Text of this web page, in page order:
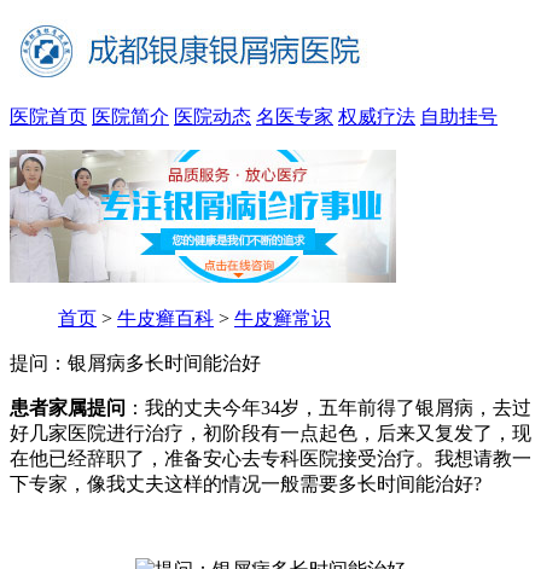
医院首页 医院简介 医院动态 名医专家 权威疗法 自助挂号
首页 > 牛皮癣百科 > 牛皮癣常识
提问：银屑病多长时间能治好
患者家属提问 ：我的丈夫今年34岁，五年前得了银屑病，去过
好几家医院进行治疗，初阶段有一点起色，后来又复发了，现
在他已经辞职了，准备安心去专科医院接受治疗。我想请教一
下专家，像我丈夫这样的情况一般需要多长时间能治好?